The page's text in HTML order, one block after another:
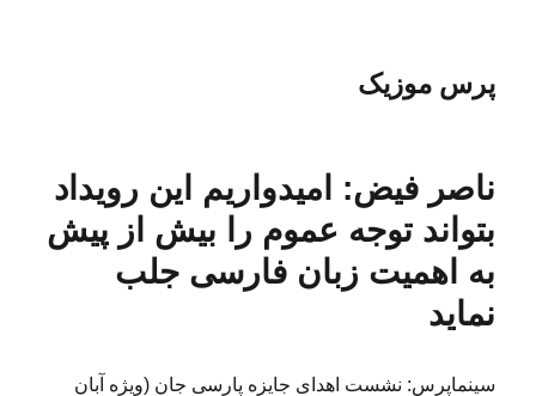
پرس موزیک
ناصر فیض: امیدواریم این رویداد
بتواند توجه عموم را بیش از پیش
به اهمیت زبان فارسی جلب
نماید
سینماپرس: نشست اهدای جایزه پارسی جان (ویژه آبان